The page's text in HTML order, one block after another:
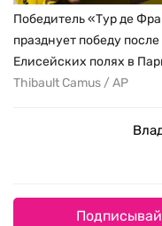
Победитель «Тур де
празднует победу
Елисейских полях в
Thibault Camus / AP